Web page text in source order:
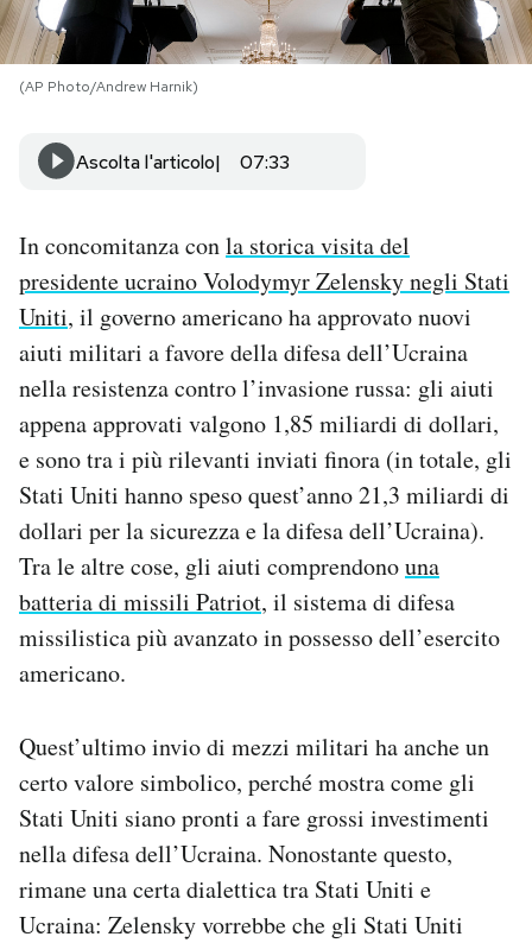
I MIEI PREFERITI
CALENDARIO
Area Personale
Newsletter
Notifiche mobile
Hai bisogno di aiuto?
Esci
(AP Photo/Andrew Harnik)
Ascolta l'articolo 07:33
In concomitanza conla storica visita del
presidente ucraino Volodymyr Zelensky negli Stati
Uniti, il governo americano ha approvato nuovi
aiuti militari a favore della difesa dell’Ucraina
nella resistenza contro l’invasione russa: gli aiuti
appena approvati valgono 1,85 miliardi di dollari,
e sono tra i più rilevanti inviati finora (in totale, gli
Stati Uniti hanno speso quest’anno 21,3 miliardi di
dollari per la sicurezza e la difesa dell’Ucraina).
Tra le altre cose, gli aiuti comprendonouna
batteria di missili Patriot, il sistema di difesa
missilistica più avanzato in possesso dell’esercito
americano.
Quest’ultimo invio di mezzi militari ha anche un
certo valore simbolico, perché mostra come gli
Stati Uniti siano pronti a fare grossi investimenti
nella difesa dell’Ucraina. Nonostante questo,
rimane una certa dialettica tra Stati Uniti e
Ucraina: Zelensky vorrebbe che gli Stati Uniti